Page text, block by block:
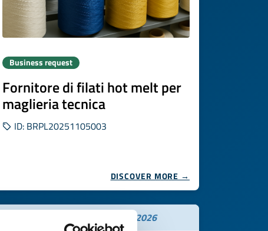
Business request
Fornitore di filati hot melt per
maglieria tecnica
ID: BRPL20251105003
DISCOVER MORE →
26 novembre 2026